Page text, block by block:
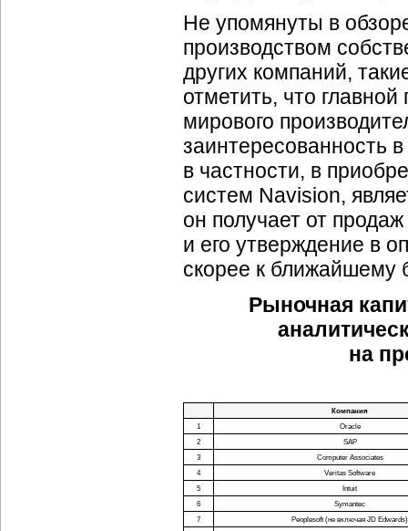
Не упомянуты в
производством
других компаний,
отметить, что
мирового
заинтересованность
в частности, в
систем Navision,
он получает от
и его утверждение в
скорее к ближайшему
Рыночная
на
Компания
1
Oracle
2
SAP
3
Computer Associates
4
Veritas Software
5
Intuit
6
Symantec
7
Peoplesoft (не включая JD Edwards)